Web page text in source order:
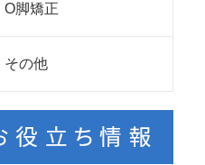
O脚矯正
その他